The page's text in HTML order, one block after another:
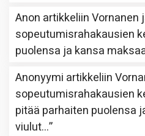
Anon artikkeliinVornanen
sopeutumisrahakausien
puolensa ja kansa
Anonyymi artikkeliin
sopeutumisrahakausien
pitää parhaiten puolensa
viulut…”